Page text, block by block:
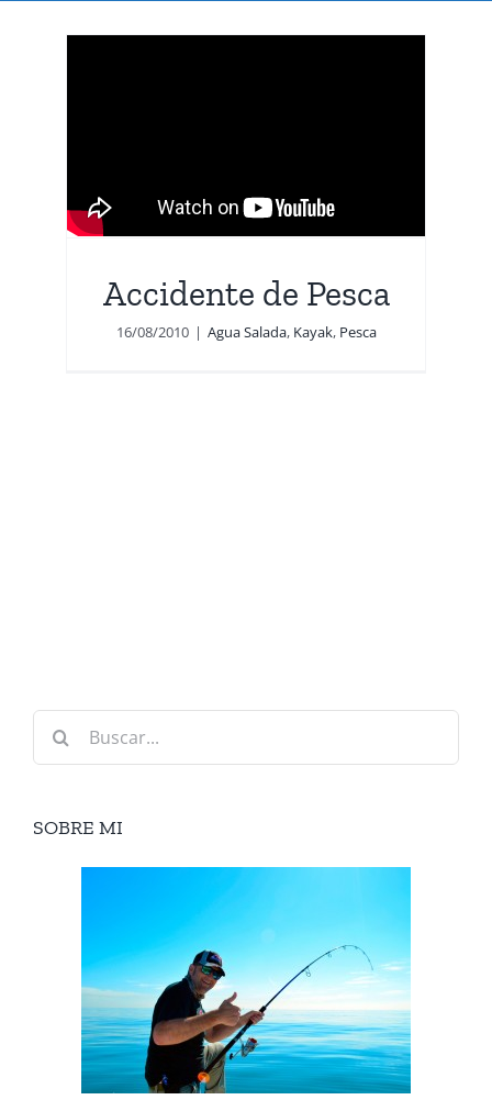
Accidente de Pesca
16/08/2010 | Agua Salada, Kayak, Pesca
Buscar:
SOBRE MI